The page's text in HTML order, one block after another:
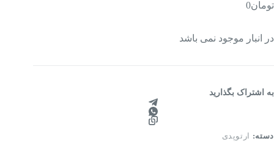
تومان0
در انبار موجود نمی باشد
به اشتراک بگذارید
دسته: ارتوپدی